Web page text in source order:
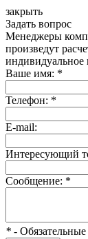
закрыть
Задать вопрос
Менеджеры
произведут
индивидуальное
Ваше имя: *
Телефон: *
E-mail:
Интересующий
Сообщение: *
* -